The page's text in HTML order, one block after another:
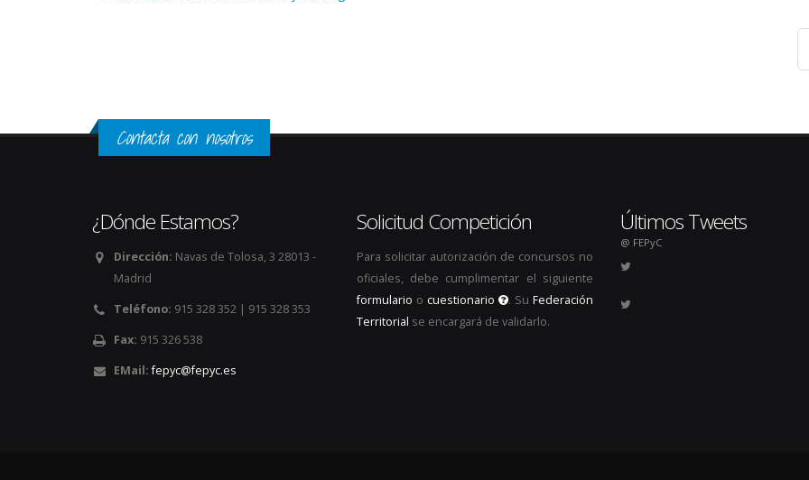
Contacta con nosotros
¿Dónde Estamos?
Dirección: Navas de Tolosa, 3 28013 -
Madrid
Teléfono: 915 328 352 | 915 328 353
Fax: 915 326 538
EMail: fepyc@fepyc.es
Solicitud Competición
Para solicitar autorización de concursos no
oficiales, debe cumplimentar el siguiente
formulario o cuestionario . SuFederación
Territorial se encargará de validarlo.
Últimos Tweets
@ FEPyC